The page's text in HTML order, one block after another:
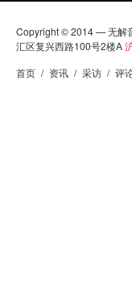
Copyright © 2014 — 无解
汇区复兴西路100号2楼A
首页 / 资讯 / 采访 / 评